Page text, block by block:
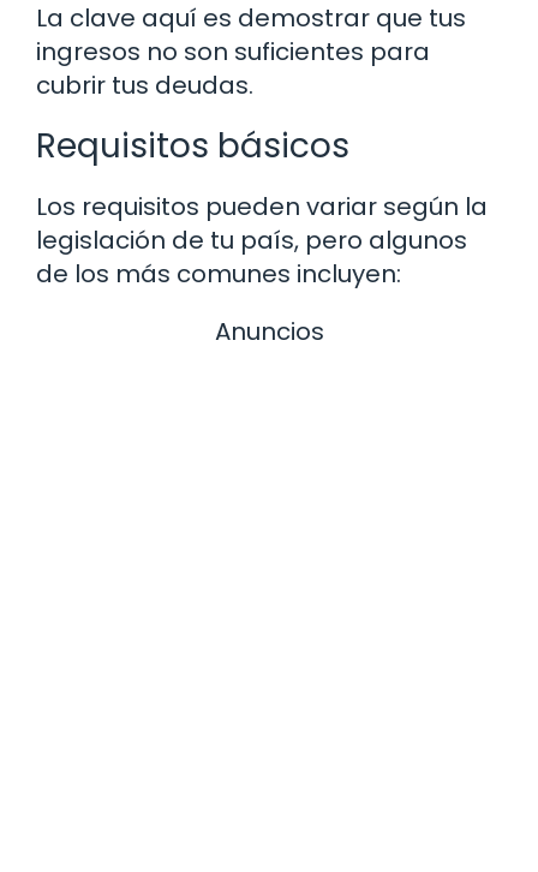
La clave aquí es demostrar que tus
ingresos no son suficientes para
cubrir tus deudas.
Requisitos básicos
Los requisitos pueden variar según la
legislación de tu país, pero algunos
de los más comunes incluyen:
Anuncios